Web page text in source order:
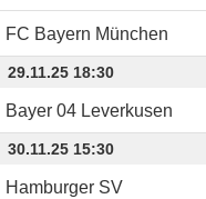
FC Bayern München
29.11.25 18:30
Bayer 04 Leverkusen
30.11.25 15:30
Hamburger SV